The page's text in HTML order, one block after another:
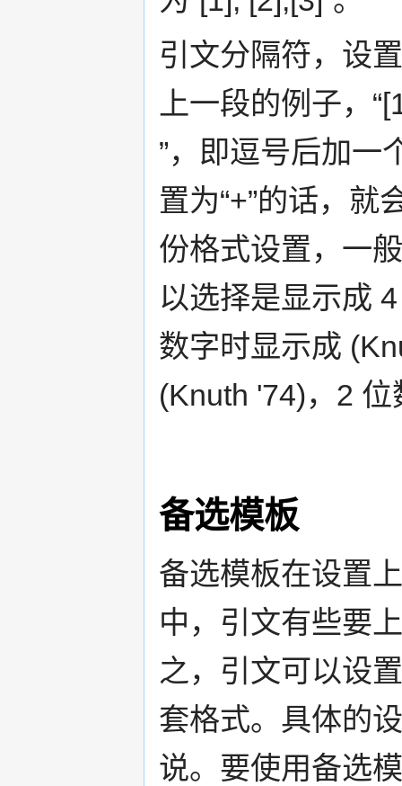
引文分隔符，设
上一段的例子，
”，即逗号后加一
置为“+”的话，就
份格式设置，一
以选择是显示成
数字时显示成
(Knuth '74)，2
备选模板
备选模板在设置
中，引文有些要
之，引文可以设
套格式。具体的
说。要使用备选